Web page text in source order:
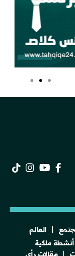
العالم
أنشطة ملكية
مقالات رأي